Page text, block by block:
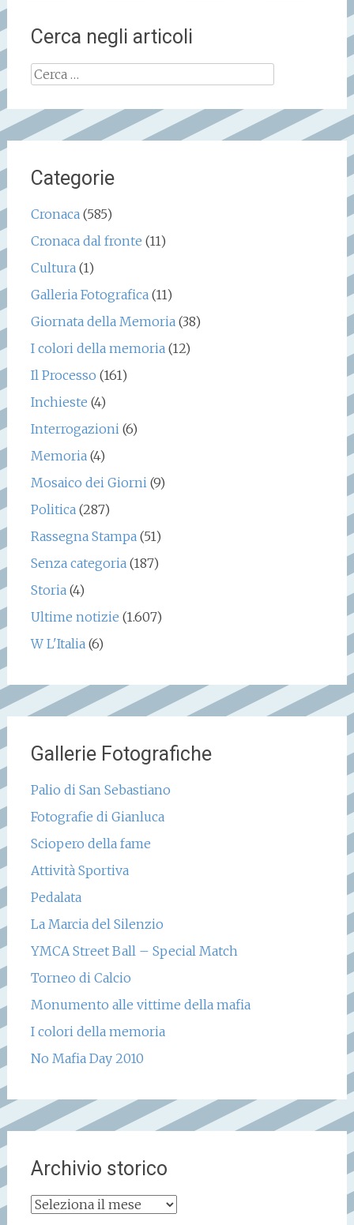
Cerca negli articoli
Ricerca
Categorie
Cronaca(585)
Cronaca dal fronte (11)
Cultura(1)
Galleria Fotografica(11)
Giornata della Memoria(38)
I colori della memoria(12)
Il Processo (161)
Inchieste (4)
Interrogazioni(6)
Memoria(4)
Mosaico dei Giorni(9)
Politica(287)
Rassegna Stampa(51)
Senza categoria(187)
Storia(4)
Ultime notizie (1.607)
W L'Italia(6)
Gallerie Fotografiche
Palio di San Sebastiano
Fotografie di Gianluca
Sciopero della fame
Attività Sportiva
Pedalata
La Marcia del Silenzio
YMCA Street Ball – Special Match
Torneo di Calcio
Monumento alle vittime della mafia
I colori della memoria
No Mafia Day 2010
Archivio storico
Archivio